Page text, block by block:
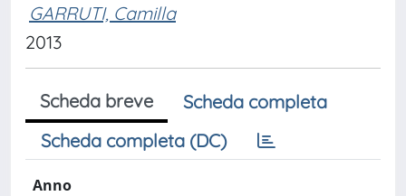
GARRUTI, Camilla
2013
Scheda breve
Scheda completa
Scheda completa (DC)
Anno